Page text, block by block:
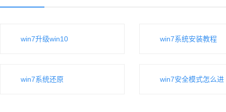
win7升级win10 win7系统安装教程
win7系统还原 win7安全模式怎么进